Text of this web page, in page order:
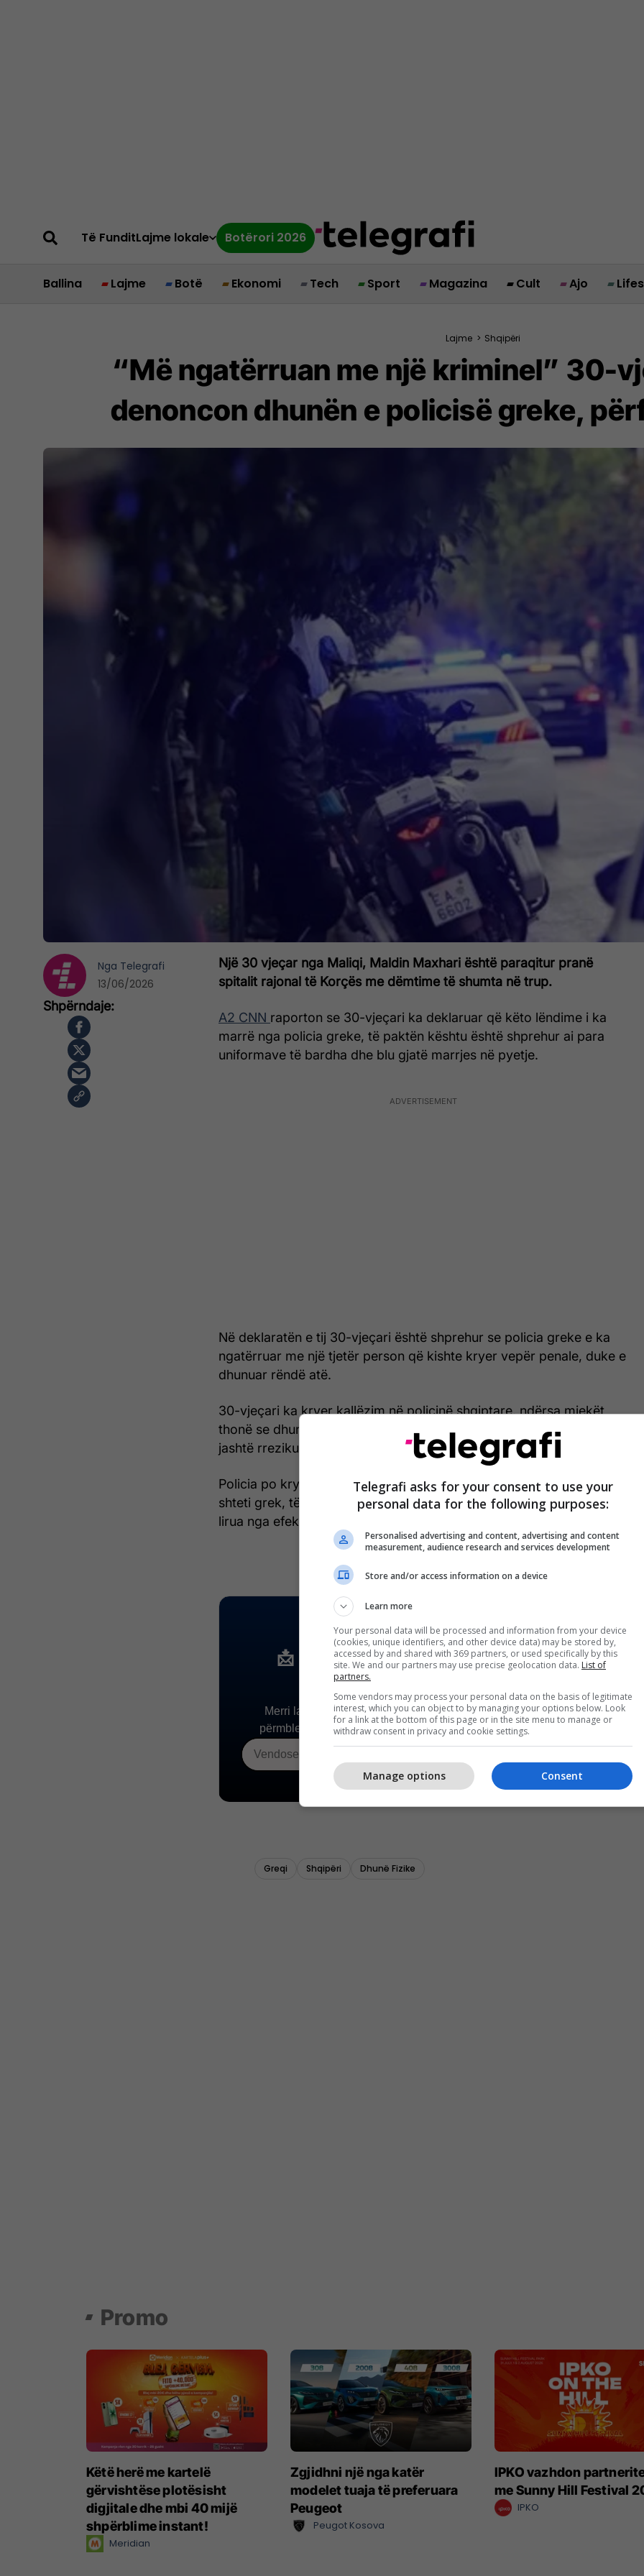
Të FunditLajme lokale Botërori 2026
Ballina Lajme Botë Ekonomi Tech Sport Magazina Cult Ajo
Lajme > Shqipëri
“Më ngatërruan me një kriminel” 30-
denoncon dhunën e policisë greke,
Një 30 vjeçar nga Maliqi, Maldin Maxhari është paraqitur pranë
spitalit rajonal të Korçës me dëmtime të shumta në trup.
A2 CNN raporton se 30-vjeçari ka deklaruar që këto lëndime i ka
marrë nga policia greke, të paktën kështu është shprehur ai para
uniformave të bardha dhe blu gjatë marrjes në pyetje.
Në deklaratën e tij 30-vjeçari është shprehur se policia greke e ka
ngatërruar me një tjetër person që kishte kryer vepër penale, duke e
dhunuar rëndë atë.
30-vjeçari ka kryer kallëzim në policinë shqiptare, ndërsa mjekët
thonë se dhuna e ushtruar ka lënë disa trauma në trupin e të riut, por
jashtë rrezikut për jetën.
Policia po kryen procedurat e nevojshme për të riun e kthyer nga
shteti grek, të cilit nuk i është ofruar as ndihmë mjekësore pasi u
lirua nga efektivët grekë.
Nga Telegrafi
13/06/2026
Telegrafi asks for your consent to use your
personal data for the following purposes:
Personalised advertising and content, advertising and content
measurement, audience research and services development
Store and/or access information on a device
Learn more
Your personal data will be processed and information from your device
(cookies, unique identifiers, and other device data) may be stored by,
accessed by and shared with 369 partners, or used specifically by this
site. We and our partners may use precise geolocation data. List of
partners.
Some vendors may process your personal data on the basis of legitimate
interest, which you can object to by managing your options below. Look
for a link at the bottom of this page or in the site menu to manage or
withdraw consent in privacy and cookie settings.
Consent
Manage options